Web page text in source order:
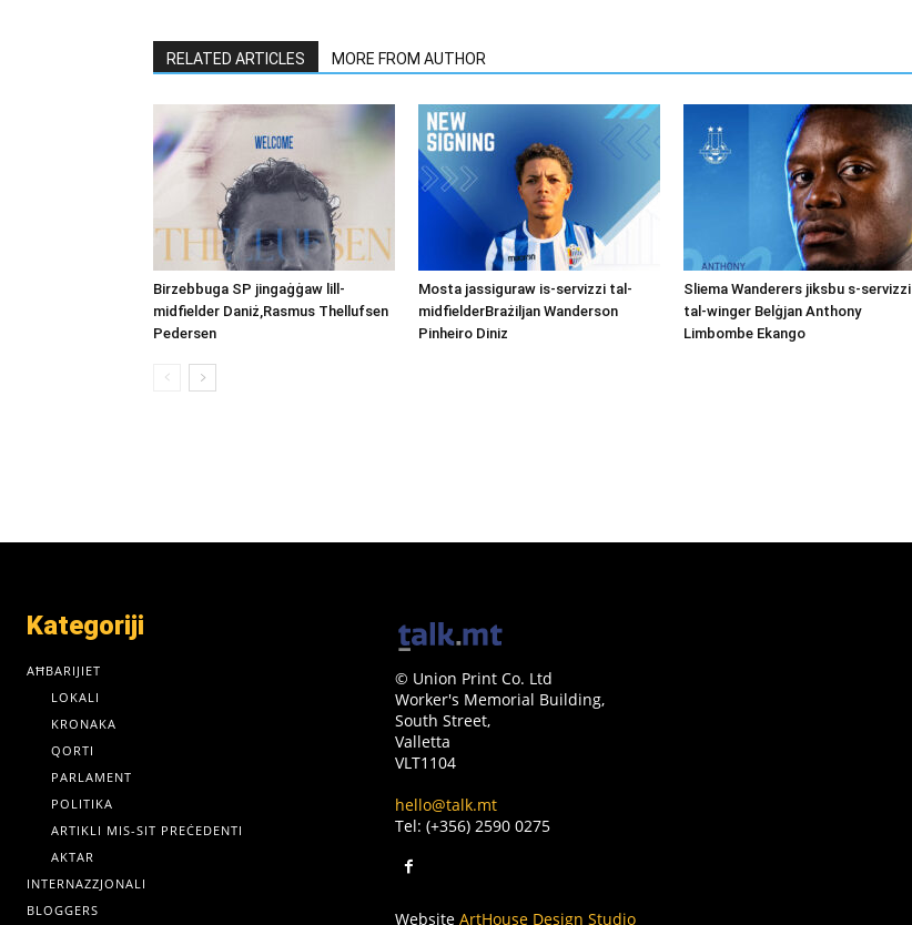
RELATED ARTICLES MORE FROM AUTHOR
Birzebbuga SP jingaġġaw lill-
midfielder Daniż,Rasmus Thellufsen
Pedersen
Mosta jassiguraw is-servizzi tal-
midfielderBrażiljan Wanderson
Pinheiro Diniz
Sliema Wanderers jiksbu s-servizzi
tal-winger Belġjan Anthony
Limbombe Ekango
Kategoriji
AĦBARIJIET
LOKALI
KRONAKA
QORTI
PARLAMENT
POLITIKA
ARTIKLI MIS-SIT PREĊEDENTI
AKTAR
INTERNAZZJONALI
BLOGGERS
© Union Print Co. Ltd
Worker's Memorial Building,
South Street,
Valletta
VLT1104
hello@talk.mt
Tel: (+356) 2590 0275
Website ArtHouse Design Studio